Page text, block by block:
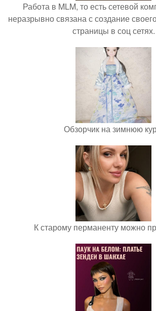
Работа в MLM, то есть сетевой
неразрывно связана с создание
страницы в соц сетях.
Обзорчик на зимнюю
К старому перманенту можно